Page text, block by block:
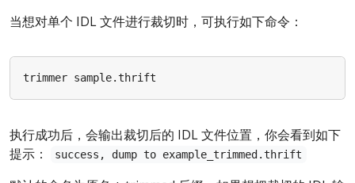
当想对单个 IDL 文件进行裁切时，可执行如下命令：
执行成功后，会输出裁切后的 IDL 文件位置，你会看到如下
提示：
success, dump to example_trimmed.thrift